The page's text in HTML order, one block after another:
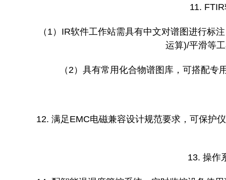
11.
（1）IR软件工作站需具有中文对谱图进行标
运算)/平滑等
（2）具有常用化合物谱图库，可搭配
12. 满足EMC电磁兼容设计规范要求，可保护
13. 操作